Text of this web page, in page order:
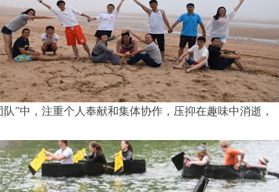
”中，注重个人奉献和集体协作，压抑在趣味中消逝，